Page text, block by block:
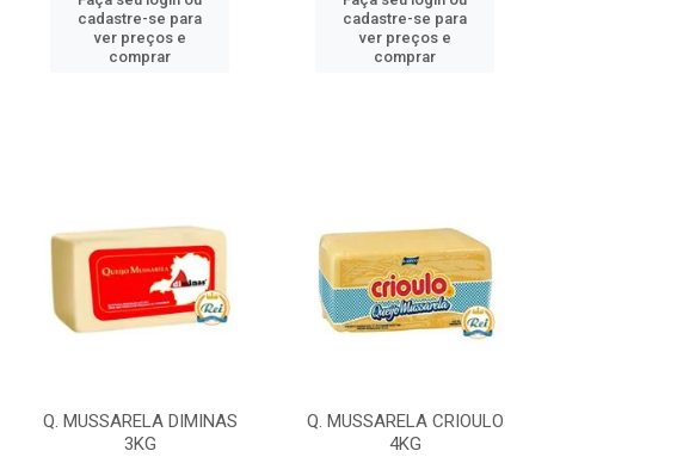
cadastre-se para
ver preços e
comprar
cadastre-se para
ver preços e
comprar
Q. MUSSARELA DIMINAS
3KG
Q. MUSSARELA CRIOULO
4KG